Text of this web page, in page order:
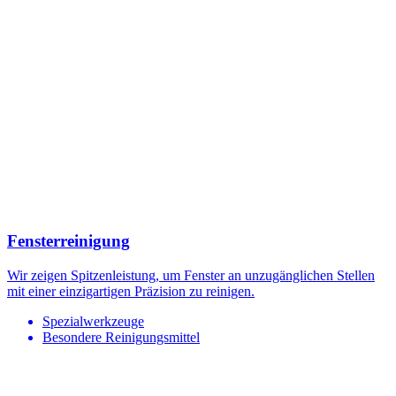
Fensterreinigung
Wir zeigen Spitzenleistung, um Fenster an unzugänglichen Stellen
mit einer einzigartigen Präzision zu reinigen.
Spezialwerkzeuge
Besondere Reinigungsmittel